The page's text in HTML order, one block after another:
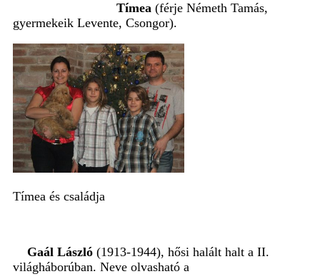
Tímea (férje Németh Tamás,
gyermekeik Levente, Csongor).
Tímea és családja
Gaál László (1913-1944), hősi halált halt a II.
világháborúban. Neve olvasható a